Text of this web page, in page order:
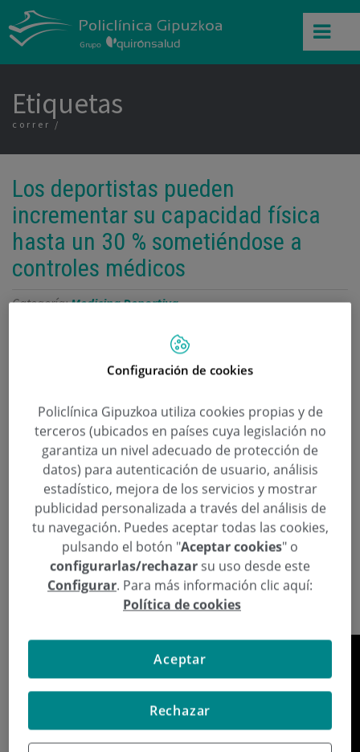
Etiquetas
correr
Los deportistas pueden
incrementar su capacidad física
hasta un 30 % sometiéndose a
controles médicos
Categoría:Medicina Deportiva
chequeos deportivos
Dr. Enrique Pérez de Ayala
valoración muscular y articular
Con un chequeo deportivo no sólo el deportista
ganará en salud sino que puede mejorar su
rendimiento entre un 20 y 30 %. En Francia y en la
mayoría de países del norte de Europa es
obligatorio presentar el certificado de haber
pasado un chequeo deportivo para participar en
competiciones. Los chequeos deportivos están
dirigidos a todos los que practican deporte,
especialmente a los no profesionales porque son
los que concentran mayor índice de riesgo.
Configuración de cookies
Policlínica Gipuzkoa utiliza cookies propias y de
terceros (ubicados en países cuya legislación no
garantiza un nivel adecuado de protección de
datos) para autenticación de usuario, análisis
estadístico, mejora de los servicios y mostrar
publicidad personalizada a través del análisis de
tu navegación. Puedes aceptar todas las cookies,
pulsando el botón "Aceptar cookies" o
configurarlas/rechazar su uso desde este
Configurar. Para más información clic aquí:
Política de cookies
Rechazar
Aceptar